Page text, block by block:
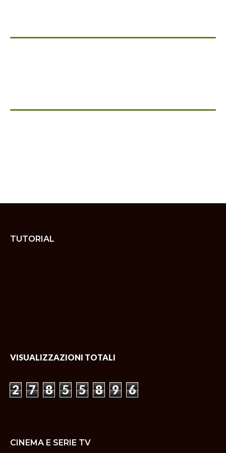
TUTORIAL
VISUALIZZAZIONI TOTALI
2 7 8 5 5 8 9 6
CINEMA E SERIE TV